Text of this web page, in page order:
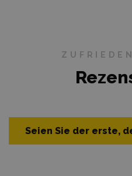
Seien Sie der erste,